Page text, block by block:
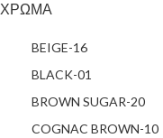
ΧΡΏΜΑ
BEIGE-16
BLACK-01
BROWN SUGAR-20
COGNAC BROWN-10